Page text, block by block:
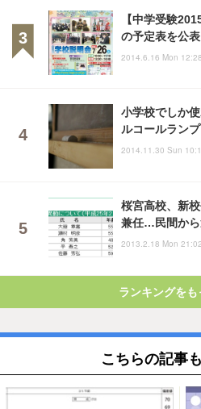
【中学受験
の予定表を公
2014.6.16 Mon 12:28
小学校でしか
ルコールラン
2014.11.30 Sun
桜宮高校、新
兼任…民間か
2013.2.18 Mon 21:02
ランキングをも
こちらの記事